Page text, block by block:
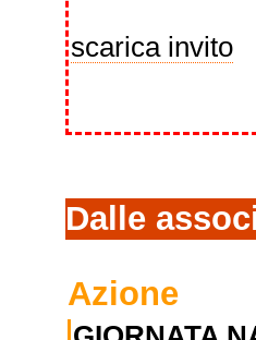
scarica invito
Dalle
Azione